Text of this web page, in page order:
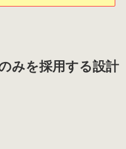
みを採用する設計